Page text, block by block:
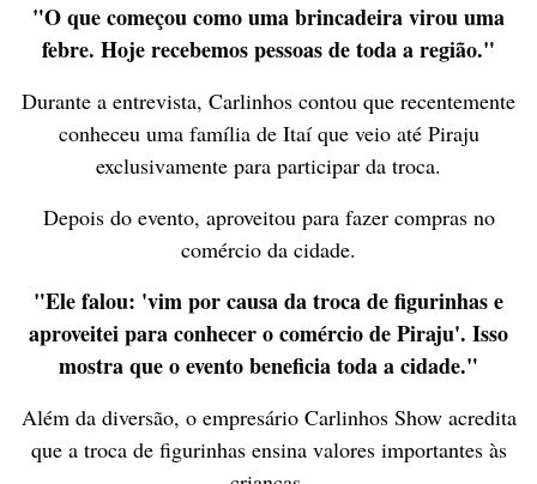
"O que começou como uma brincadeira virou uma
febre. Hoje recebemos pessoas de toda a região."
Durante a entrevista, Carlinhos contou que recentemente
conheceu uma família de Itaí que veio até Piraju
exclusivamente para participar da troca.
Depois do evento, aproveitou para fazer compras no
comércio da cidade.
"Ele falou: 'vim por causa da troca de figurinhas e
aproveitei para conhecer o comércio de Piraju'. Isso
mostra que o evento beneficia toda a cidade."
Além da diversão, o empresário Carlinhos Show acredita
que a troca de figurinhas ensina valores importantes às